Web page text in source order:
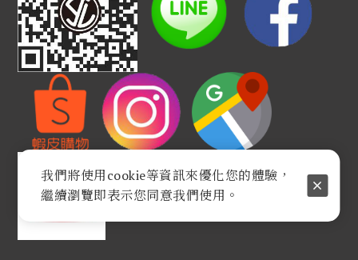
我們將使用cookie等資訊來優化您的體驗，
繼續瀏覽即表示您同意我們使用。